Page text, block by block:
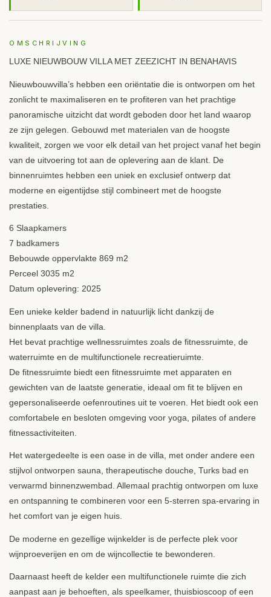
OMSCHRIJVING
LUXE NIEUWBOUW VILLA MET ZEEZICHT IN BENAHAVIS
Nieuwbouwvilla’s hebben een oriëntatie die is ontworpen om het
zonlicht te maximaliseren en te profiteren van het prachtige
panoramische uitzicht dat wordt geboden door het land waarop
ze zijn gelegen. Gebouwd met materialen van de hoogste
kwaliteit, zorgen we voor elk detail van het project vanaf het begin
van de uitvoering tot aan de oplevering aan de klant. De
binnenruimtes hebben een uniek en exclusief ontwerp dat
moderne en eigentijdse stijl combineert met de hoogste
prestaties.
6 Slaapkamers
7 badkamers
Bebouwde oppervlakte 869 m2
Perceel 3035 m2
Datum oplevering: 2025
Een unieke kelder badend in natuurlijk licht dankzij de
binnenplaats van de villa.
Het bevat prachtige wellnessruimtes zoals de fitnessruimte, de
waterruimte en de multifunctionele recreatieruimte.
De fitnessruimte biedt een fitnessruimte met apparaten en
gewichten van de laatste generatie, ideaal om fit te blijven en
gepersonaliseerde oefenroutines uit te voeren. Het biedt ook een
comfortabele en besloten omgeving voor yoga, pilates of andere
fitnessactiviteiten.
Het watergedeelte is een oase in de villa, met onder andere een
stijlvol ontworpen sauna, therapeutische douche, Turks bad en
verwarmd binnenzwembad. Allemaal prachtig ontworpen om luxe
en ontspanning te combineren voor een 5-sterren spa-ervaring in
het comfort van je eigen huis.
De moderne en gezellige wijnkelder is de perfecte plek voor
wijnproeverijen en om de wijncollectie te bewonderen.
Daarnaast heeft de kelder een multifunctionele ruimte die zich
aanpast aan je behoeften, als speelkamer, thuisbioscoop of een